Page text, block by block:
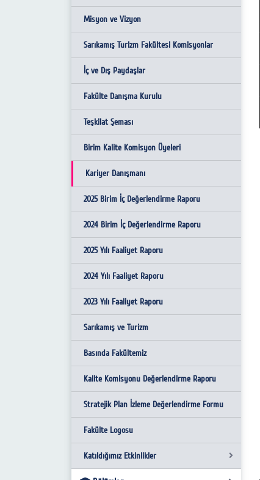
Fakülte Kurulu
Fakülte Yönetim Kurulu
İş Akış Süreçleri
Misyon ve Vizyon
Sarıkamış Turizm Fakültesi Komisyonlar
İç ve Dış Paydaşlar
Fakülte Danışma Kurulu
Teşkilat Şeması
Birim Kalite Komisyon Üyeleri
Kariyer Danışmanı
2025 Birim İç Değerlendirme Raporu
2024 Birim İç Değerlendirme Raporu
2025 Yılı Faaliyet Raporu
2024 Yılı Faaliyet Raporu
2023 Yılı Faaliyet Raporu
Sarıkamış ve Turizm
Basında Fakültemiz
Kalite Komisyonu Değerlendirme Raporu
Stratejik Plan İzleme Değerlendirme Formu
Fakülte Logosu
Katıldığımız Etkinlikler